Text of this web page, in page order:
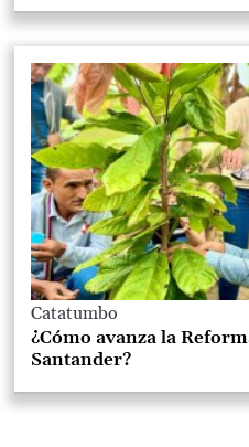
Catatumbo
¿Cómo avanza la
Santander?